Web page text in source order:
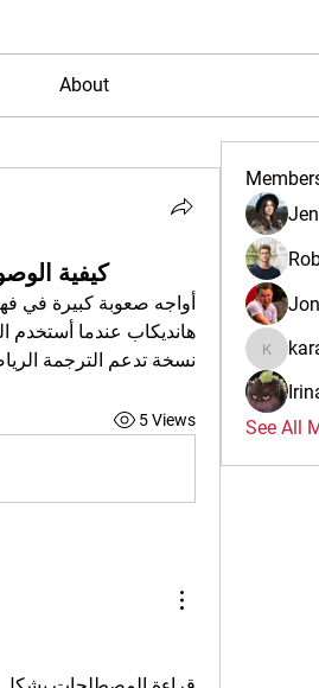
About
كيفية
نسخة تدعم الترجمة
5 Views
See All